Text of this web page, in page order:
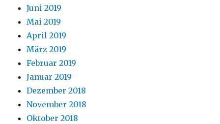
Juni 2019
Mai 2019
April 2019
März 2019
Februar 2019
Januar 2019
Dezember 2018
November 2018
Oktober 2018